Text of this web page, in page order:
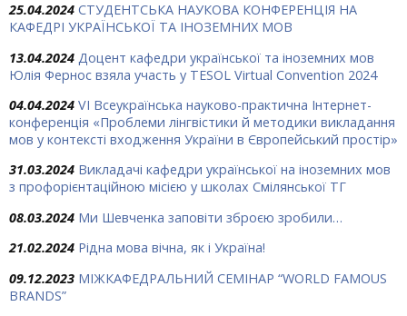
25.04.2024 СТУДЕНТСЬКА НАУКОВА КОНФЕРЕНЦІЯ НА
КАФЕДРІ УКРАЇНСЬКОЇ ТА ІНОЗЕМНИХ МОВ
13.04.2024 Доцент кафедри української та іноземних мов
Юлія Фернос взяла участь у TESOL Virtual Convention 2024
04.04.2024 VІ Всеукраїнська науково-практична Інтернет-
конференція «Проблеми лінгвістики й методики викладання
мов у контексті входження України в Європейський простір»
31.03.2024 Викладачі кафедри української на іноземних мов
з профорієнтаційною місією у школах Смілянської ТГ
08.03.2024 Ми Шевченка заповіти зброєю зробили…
21.02.2024 Рідна мова вічна, як і Україна!
09.12.2023 МІЖКАФЕДРАЛЬНИЙ СЕМІНАР “WORLD FAMOUS
BRANDS”